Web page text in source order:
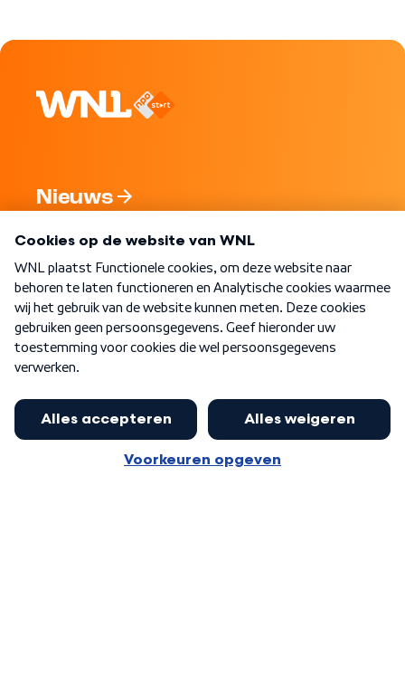
Nieuws
Nieuwsbrief
Word Lid